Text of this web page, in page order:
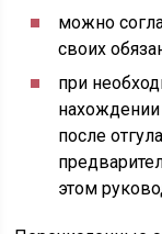
можно
своих
при
после
этом